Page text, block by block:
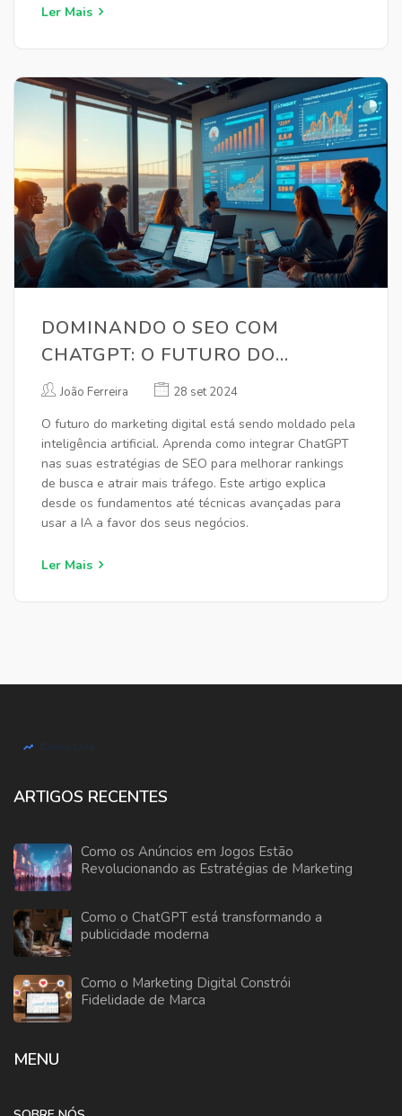
estratégias de engajamento e até mesmo conduzir
da escrita automatizada para transformar sua
Ler Mais
DOMINANDO O SEO COM
CHATGPT: O FUTURO DO
MARKETING DIGITAL
João Ferreira 28 set 2024
O futuro do marketing digital está sendo moldado pela
inteligência artificial. Aprenda como integrar ChatGPT
nas suas estratégias de SEO para melhorar rankings
de busca e atrair mais tráfego. Este artigo explica
desde os fundamentos até técnicas avançadas para
usar a IA a favor dos seus negócios.
Ler Mais
ARTIGOS RECENTES
Como os Anúncios em Jogos Estão
Revolucionando as Estratégias de Marketing
Como o ChatGPT está transformando a
publicidade moderna
Como o Marketing Digital Constrói
Fidelidade de Marca
MENU